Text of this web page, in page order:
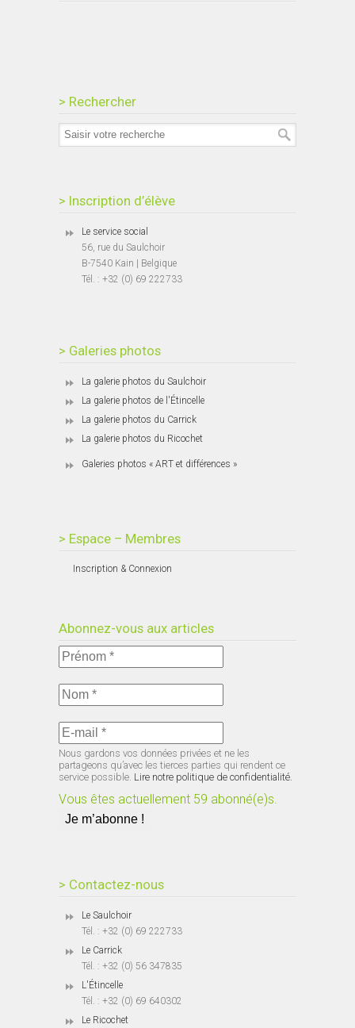
> Rechercher
> Inscription d’élève
Le service social
56, rue du Saulchoir
B-7540 Kain | Belgique
Tél. : +32 (0) 69 222733
> Galeries photos
La galerie photos du Saulchoir
La galerie photos de l'Étincelle
La galerie photos du Carrick
La galerie photos du Ricochet
Galeries photos « ART et différences »
> Espace – Membres
Inscription & Connexion
Abonnez-vous aux articles
Nous gardons vos données privées et ne les
partageons qu’avec les tierces parties qui rendent ce
service possible. Lire notre politique de confidentialité.
Vous êtes actuellement 59 abonné(e)s.
> Contactez-nous
Le Saulchoir
Tél. : +32 (0) 69 222733
Le Carrick
Tél. : +32 (0) 56 347835
L'Étincelle
Tél. : +32 (0) 69 640302
Le Ricochet